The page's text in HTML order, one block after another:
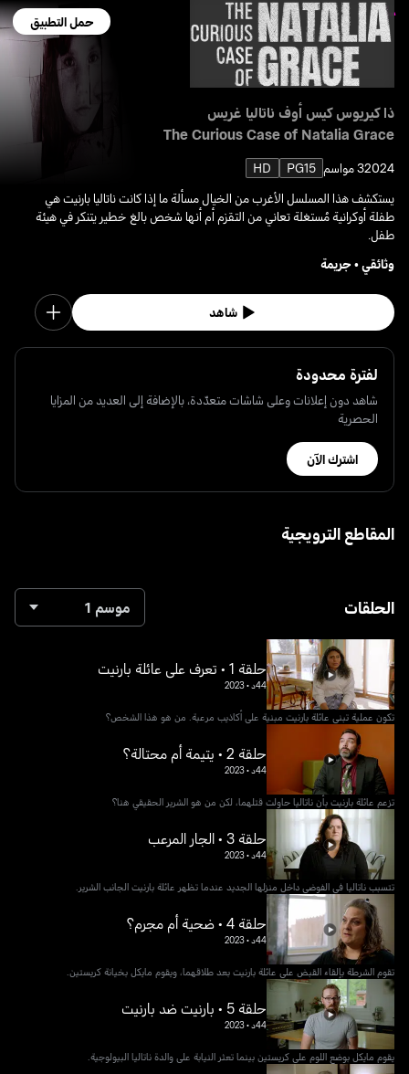
حمل التطبيق
ذا كيريوس كيس أوف ناتاليا غريس
The Curious Case of Natalia Grace
20243 مواسم PG15
HD
يستكشف هذا المسلسل الأغرب من الخيال مسألة ما إذا كانت ناتاليا بارنيت هي
طفلة أوكرانية مُستغلة تعاني من التقزم أم أنها شخص بالغ خطير يتنكر في هيئة
طفل.
وثائقي• جريمة
شاهد
لفترة محدودة
شاهد دون إعلانات وعلى شاشات متعدّدة، بالإضافة إلى العديد من المزايا
الحصرية
اشترك الآن
المقاطع الترويجية
الحلقات موسم 1
حلقة 1 • تعرف على عائلة بارنيت
44د •
2023
تكون عملية تبني عائلة بارنيت مبنية على أكاذيب مرعبة. من هو هذا الشخص؟
حلقة 2 • يتيمة أم محتالة؟
44د •
2023
تزعم عائلة بارنيت بأن ناتاليا حاولت قتلهما، لكن من هو الشرير الحقيقي هنا؟
حلقة 3 • الجار المرعب
44د •
2023
تتسبب ناتاليا في الفوضى داخل منزلها الجديد عندما تظهر عائلة بارنيت الجانب الشرير.
حلقة 4 • ضحية أم مجرم؟
44د •
2023
تقوم الشرطة بإلقاء القبض على عائلة بارنيت بعد طلاقهما، ويقوم مايكل بخيانة كريستين.
حلقة 5 • بارنيت ضد بارنيت
44د •
2023
يقوم مايكل بوضع اللوم على كريستين بينما تعثر النيابة على والدة ناتاليا البيولوجية.